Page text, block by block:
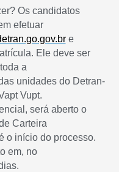
Oscandidatos
efetuar
e
Ele deve ser
a
unidades do Detran-
Vupt.
será aberto o
Carteira
o início do processo.
em, no